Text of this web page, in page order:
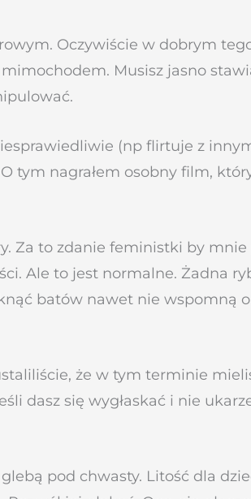
Oczywiście w dobrym
Musisz jasno
(np flirtuje z
tym nagrałem osobny film,
Za to zdanie feministki by
Ale to jest normalne. Żadna
batów nawet nie wspomną
że w tym terminie
dasz się wygłaskać i nie
pod chwasty. Litość dla